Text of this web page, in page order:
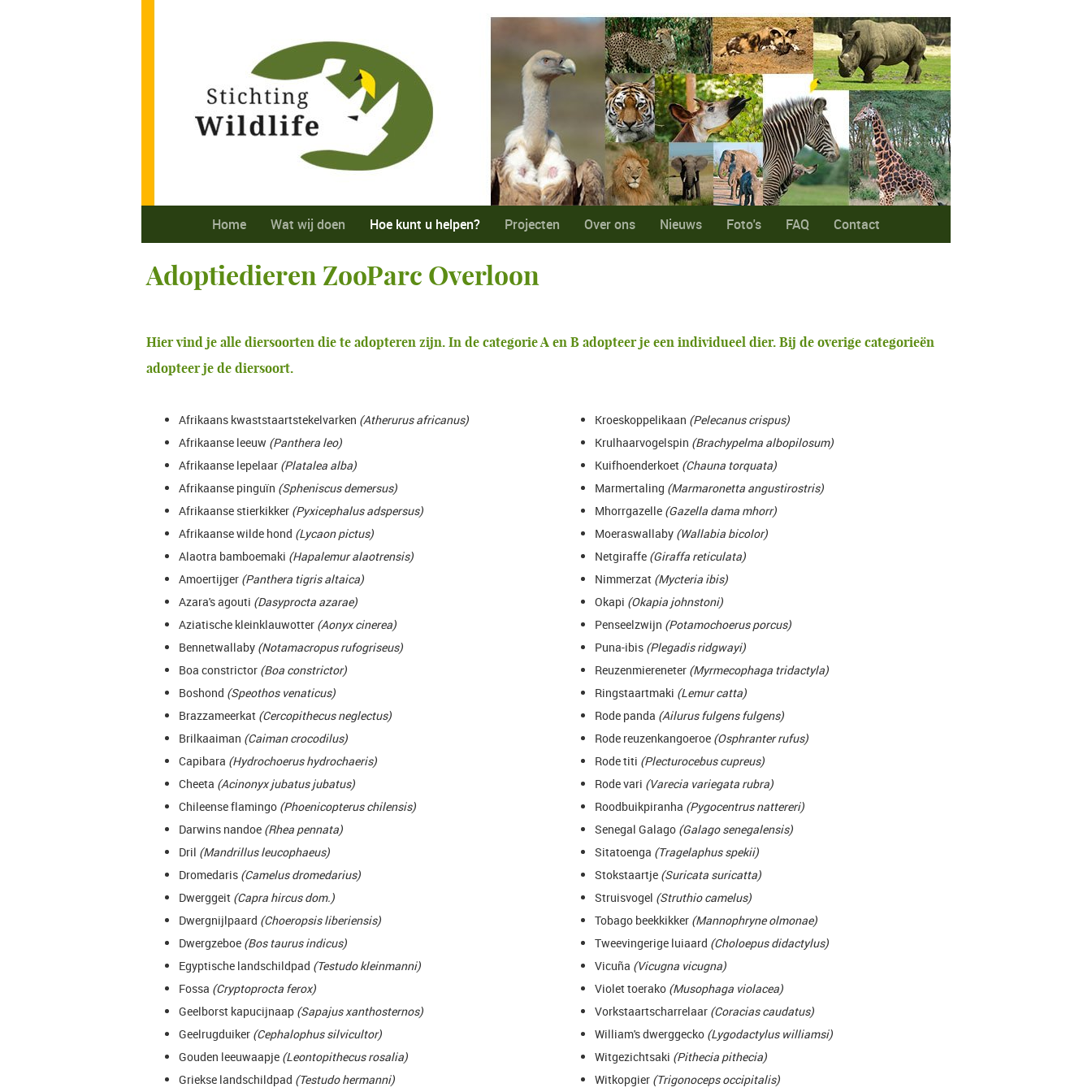
Home Wat wij doen Hoe kunt u helpen? Projecten Over ons Nieuws Foto's FAQ Contact
Adoptiedieren ZooParc Overloon
Hier vind je alle diersoorten die te adopteren zijn. In de categorie A en B adopteer je een individueel dier. Bij de overige categorieën
adopteer je de diersoort.
Afrikaans kwaststaartstekelvarken (Atherurus africanus)
Afrikaanse leeuw (Panthera leo)
Afrikaanse lepelaar (Platalea alba)
Afrikaanse pinguïn (Spheniscus demersus)
Afrikaanse stierkikker (Pyxicephalus adspersus)
Afrikaanse wilde hond (Lycaon pictus)
Alaotra bamboemaki (Hapalemur alaotrensis)
Amoertijger (Panthera tigris altaica)
Azara's agouti (Dasyprocta azarae)
Aziatische kleinklauwotter (Aonyx cinerea)
Bennetwallaby (Notamacropus rufogriseus)
Boa constrictor (Boa constrictor)
Boshond (Speothos venaticus)
Brazzameerkat (Cercopithecus neglectus)
Brilkaaiman (Caiman crocodilus)
Capibara (Hydrochoerus hydrochaeris)
Cheeta (Acinonyx jubatus jubatus)
Chileense flamingo (Phoenicopterus chilensis)
Darwins nandoe (Rhea pennata)
Dril (Mandrillus leucophaeus)
Dromedaris (Camelus dromedarius)
Dwerggeit (Capra hircus dom.)
Dwergnijlpaard (Choeropsis liberiensis)
Dwergzeboe (Bos taurus indicus)
Egyptische landschildpad (Testudo kleinmanni)
Fossa (Cryptoprocta ferox)
Geelborst kapucijnaap (Sapajus xanthosternos)
Geelrugduiker (Cephalophus silvicultor)
Gouden leeuwaapje (Leontopithecus rosalia)
Griekse landschildpad (Testudo hermanni)
Kroeskoppelikaan (Pelecanus crispus)
Krulhaarvogelspin (Brachypelma albopilosum)
Kuifhoenderkoet (Chauna torquata)
Marmertaling (Marmaronetta angustirostris)
Mhorrgazelle (Gazella dama mhorr)
Moeraswallaby (Wallabia bicolor)
Netgiraffe (Giraffa reticulata)
Nimmerzat (Mycteria ibis)
Okapi (Okapia johnstoni)
Penseelzwijn (Potamochoerus porcus)
Puna-ibis (Plegadis ridgwayi)
Reuzenmiereneter (Myrmecophaga tridactyla)
Ringstaartmaki (Lemur catta)
Rode panda (Ailurus fulgens fulgens)
Rode reuzenkangoeroe (Osphranter rufus)
Rode titi (Plecturocebus cupreus)
Rode vari (Varecia variegata rubra)
Roodbuikpiranha (Pygocentrus nattereri)
Senegal Galago (Galago senegalensis)
Sitatoenga (Tragelaphus spekii)
Stokstaartje (Suricata suricatta)
Struisvogel (Struthio camelus)
Tobago beekkikker (Mannophryne olmonae)
Tweevingerige luiaard (Choloepus didactylus)
Vicuña (Vicugna vicugna)
Violet toerako (Musophaga violacea)
Vorkstaartscharrelaar (Coracias caudatus)
William's dwerggecko (Lygodactylus williamsi)
Witgezichtsaki (Pithecia pithecia)
Witkopgier (Trigonoceps occipitalis)